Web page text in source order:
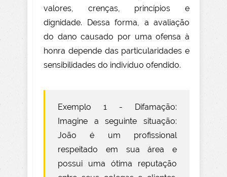
valores, crenças, princípios e
dignidade. Dessa forma, a avaliação
do dano causado por uma ofensa à
honra depende das particularidades e
sensibilidades do indivíduo ofendido.
Exemplo 1 - Difamação:
Imagine a seguinte situação:
João é um profissional
respeitado em sua área e
possui uma ótima reputação